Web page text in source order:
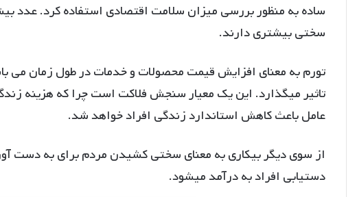
ساده به منظور بررسی میزان سلامت اقتصادی استفاده کرد. عدد
سختی بیشتری دارند.
تورم به معنای افزایش قیمت محصولات و خدمات در طول زمان می
تاثیر میگذارد. این یک معیار سنجش فلاکت است چرا که هزینه
عامل باعث کاهش استاندارد زندگی افراد خواهد شد.
از سوی دیگر بیکاری به معنای سختی کشیدن مردم برای به دست
دستیابی افراد به درآمد میشود.